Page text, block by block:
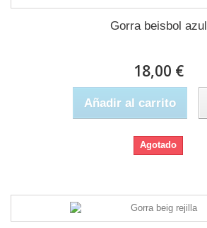
Gorra beisbol azul
18,00 €
Añadir al carrito
Agotado